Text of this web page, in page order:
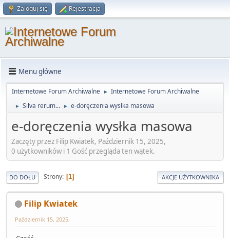
Zaloguj się Rejestracja
Menu główne
Internetowe Forum Archiwalne ► Internetowe Forum Archiwalne
► Silva rerum... ► e-doręczenia wysłka masowa
e-doręczenia wysłka masowa
Zaczęty przez Filip Kwiatek, Październik 15, 2025,
0 użytkowników i 1 Gość przegląda ten wątek.
DO DOŁU Strony 1 AKCJE UŻYTKOWNIKA
Filip Kwiatek
Październik 15, 2025,